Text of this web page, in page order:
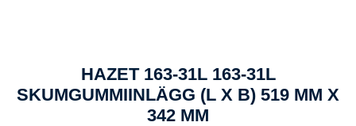
HAZET 163-31L 163-31L
SKUMGUMMIINLÄGG (L X B) 519 MM X
342 MM